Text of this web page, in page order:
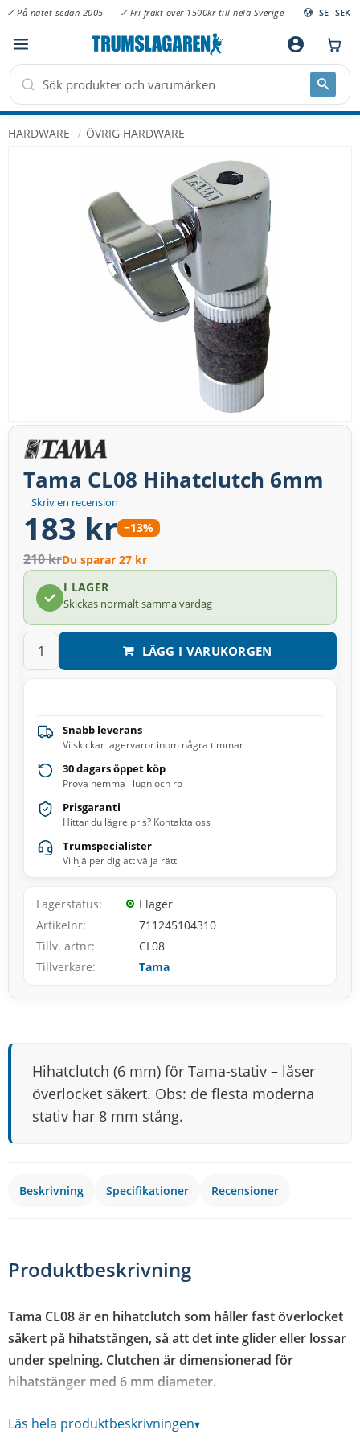
Meny
✓ På nätet sedan 2005 ✓ Fri frakt över 1500kr till hela Sverige SE SEK
account_circle
HARDWARE ÖVRIG HARDWARE
Skriv en recension
Tama CL08 Hihatclutch 6mm
183 kr −13%
210 krDu sparar 27 kr
I LAGER
Skickas normalt samma vardag
LÄGG I VARUKORGEN
Snabb leverans
Vi skickar lagervaror inom några timmar
30 dagars öppet köp
Prova hemma i lugn och ro
Prisgaranti
Hittar du lägre pris? Kontakta oss
Trumspecialister
Vi hjälper dig att välja rätt
Lagerstatus
I lager
Artikelnr
711245104310
Tillv. artnr
CL08
Tillverkare
Tama
Hihatclutch (6 mm) för Tama-stativ – låser
överlocket säkert. Obs: de flesta moderna
stativ har 8 mm stång.
Beskrivning Specifikationer Recensioner
Produktbeskrivning
Tama CL08 är en hihatclutch som håller fast överlocket
säkert på hihatstången, så att det inte glider eller lossar
under spelning. Clutchen är dimensionerad för
hihatstänger med 6 mm diameter.
hihatstången och låser fast överlocket i rätt höjd, med
Läs hela produktbeskrivningen▾